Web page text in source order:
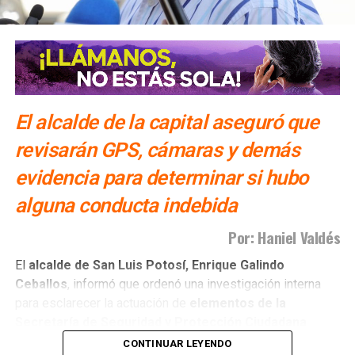
El alcalde de la capital aseguró que
revisarán GPS, cámaras y demás
evidencia para determinar si hubo
alguna conducta indebida
Por: Haniel Valdés
El alcalde de San Luis Potosí, Enrique Galindo
Ceballos, informó que ordenó una investigación interna
, luego de que la corporación diera a
CONTINUAR LEYENDO